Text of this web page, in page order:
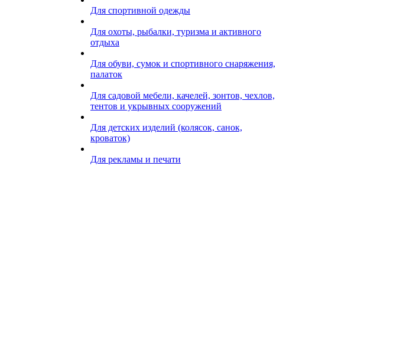
Для спортивной одежды
Для охоты, рыбалки, туризма и активного
отдыха
Для обуви, сумок и спортивного снаряжения,
палаток
Для садовой мебели, качелей, зонтов, чехлов,
тентов и укрывных сооружений
Для детских изделий (колясок, санок,
кроваток)
Для рекламы и печати